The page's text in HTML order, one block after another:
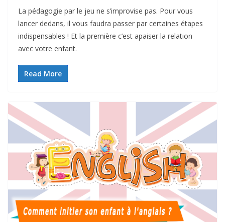
La pédagogie par le jeu ne s’improvise pas. Pour vous
lancer dedans, il vous faudra passer par certaines étapes
indispensables ! Et la première c’est apaiser la relation
avec votre enfant.
Read More